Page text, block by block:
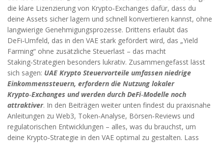
die klare Lizenzierung von Krypto‑Exchanges dafür, dass du
deine Assets sicher lagern und schnell konvertieren kannst, ohne
langwierige Genehmigungsprozesse. Drittens erlaubt das
DeFi‑Umfeld, das in den VAE stark gefördert wird, das „Yield
Farming“ ohne zusätzliche Steuerlast – das macht
Staking‑Strategien besonders lukrativ. Zusammengefasst lässt
sich sagen: UAE Krypto Steuervorteile umfassen niedrige
Einkommenssteuern, erfordern die Nutzung lokaler
Krypto‑Exchanges und werden durch DeFi‑Modelle noch
attraktiver. In den Beiträgen weiter unten findest du praxisnahe
Anleitungen zu Web3, Token‑Analyse, Börsen‑Reviews und
regulatorischen Entwicklungen – alles, was du brauchst, um
deine Krypto‑Strategie in den VAE optimal zu gestalten. Lass